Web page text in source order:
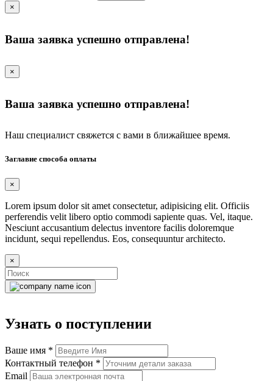
×
Ваша заявка успешно отправлена!
×
Ваша заявка успешно отправлена!
Наш специалист свяжется с вами в ближайшее время.
Заглавие способа оплаты
×
Lorem ipsum dolor sit amet consectetur, adipisicing elit. Officiis
perferendis velit libero optio commodi sapiente quas. Vel, itaque.
Nesciunt accusantium delectus inventore facilis doloremque
incidunt, sequi repellendus. Eos, consequuntur architecto.
×
Узнать о поступлении
Ваше имя *
Контактный телефон *
Email